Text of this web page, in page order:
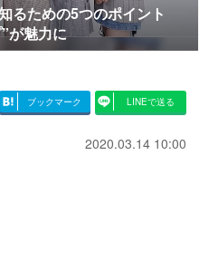
るための5つのポイント
が魅力に
ブックマーク LINEで送る
2020.03.14 10:00